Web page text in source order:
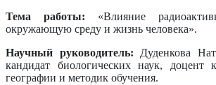
Тема работы: «Влияние
окружающую среду и жизнь человека».
Научный руководитель: Дуденкова
кандидат биологических наук, доцент
географии и методик обучения.